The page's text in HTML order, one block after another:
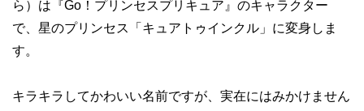
ら）は『Go！プリンセスプリキュア』のキャラクター
で、星のプリンセス「キュアトゥインクル」に変身しま
す。
キラキラしてかわいい名前ですが、実在にはみかけません